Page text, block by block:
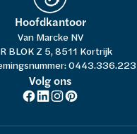
Hoofdkantoor
Van Marcke NV
BLOK Z 5, 8511 Kortrijk
0443.336.223
Volg ons